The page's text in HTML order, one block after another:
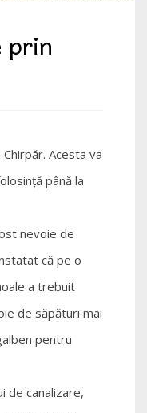
prin
Acesta va
până la
nevoie de
că pe o
a trebuit
de săpături mai
pentru
de canalizare,